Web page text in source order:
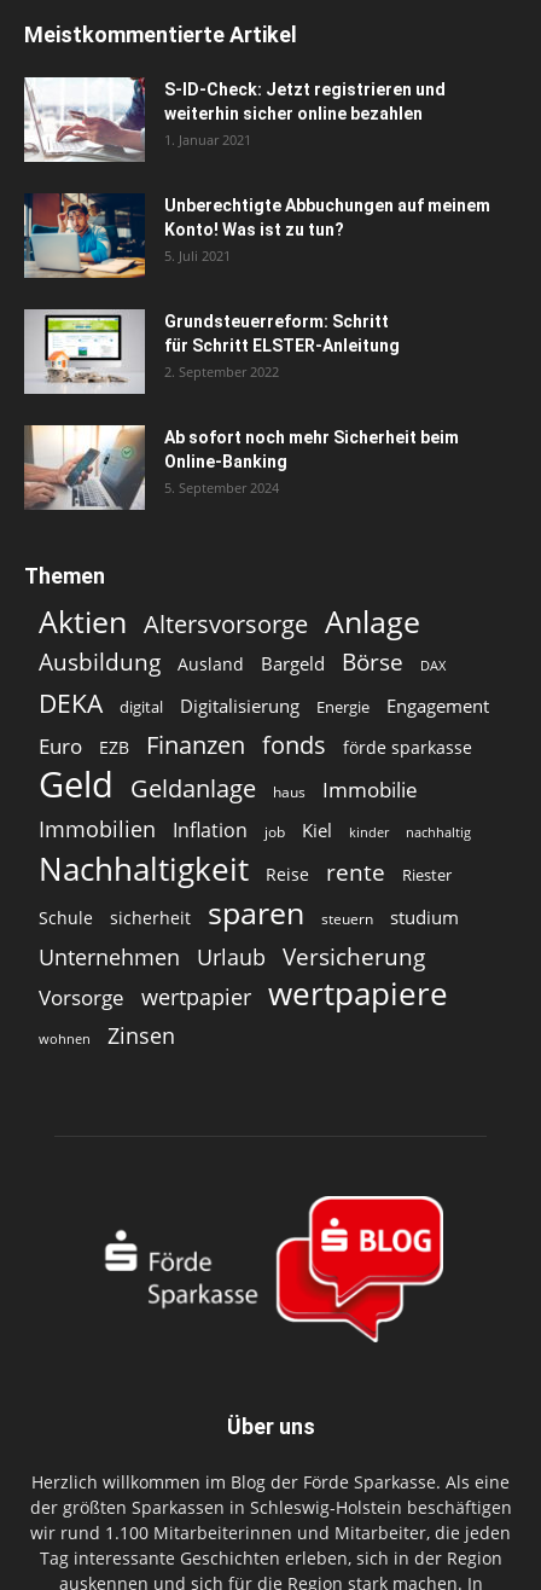
Meistkommentierte Artikel
S-ID-Check: Jetzt registrieren und
weiterhin sicher online bezahlen
1. Januar 2021
Unberechtigte Abbuchungen auf meinem
Konto! Was ist zu tun?
5. Juli 2021
Grundsteuerreform: Schritt
für Schritt ELSTER-Anleitung
2. September 2022
Ab sofort noch mehr Sicherheit beim
Online-Banking
5. September 2024
Themen
Aktien Altersvorsorge Anlage
Ausbildung Ausland Bargeld Börse DAX
DEKA digital Digitalisierung Energie Engagement
Euro EZB Finanzen fonds förde sparkasse
Geld Geldanlage haus Immobilie
Immobilien Inflation job Kiel kinder nachhaltig
Nachhaltigkeit Reise rente Riester
Schule sicherheit sparen steuern studium
Unternehmen Urlaub Versicherung
Vorsorge wertpapier wertpapiere
wohnen Zinsen
Über uns
Herzlich willkommen im Blog der Förde Sparkasse. Als eine
der größten Sparkassen in Schleswig-Holstein beschäftigen
wir rund 1.100 Mitarbeiterinnen und Mitarbeiter, die jeden
Tag interessante Geschichten erleben, sich in der Region
auskennen und sich für die Region stark machen. In